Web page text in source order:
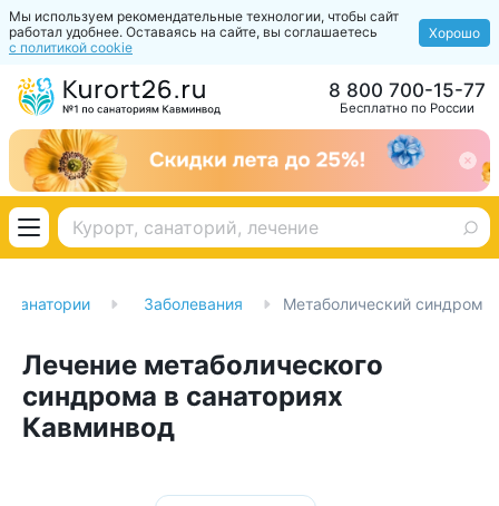
Мы используем рекомендательные технологии, чтобы сайт
работал удобнее. Оставаясь на сайте, вы соглашаетесь
с политикой cookie
Хорошо
Бесплатно по России
8 800 700-15-77
Санатории Заболевания Метаболический синдром
Лечение метаболического
синдрома в санаториях
Кавминвод